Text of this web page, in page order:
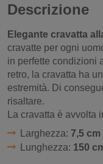
Descrizione
Elegante cravatta
cravatte per ogni
in perfette condizioni
retro, la cravatta ha
estremità. Di
risaltare.
La cravatta è avvolta
Larghezza: 7,5 cm
Lunghezza: 150